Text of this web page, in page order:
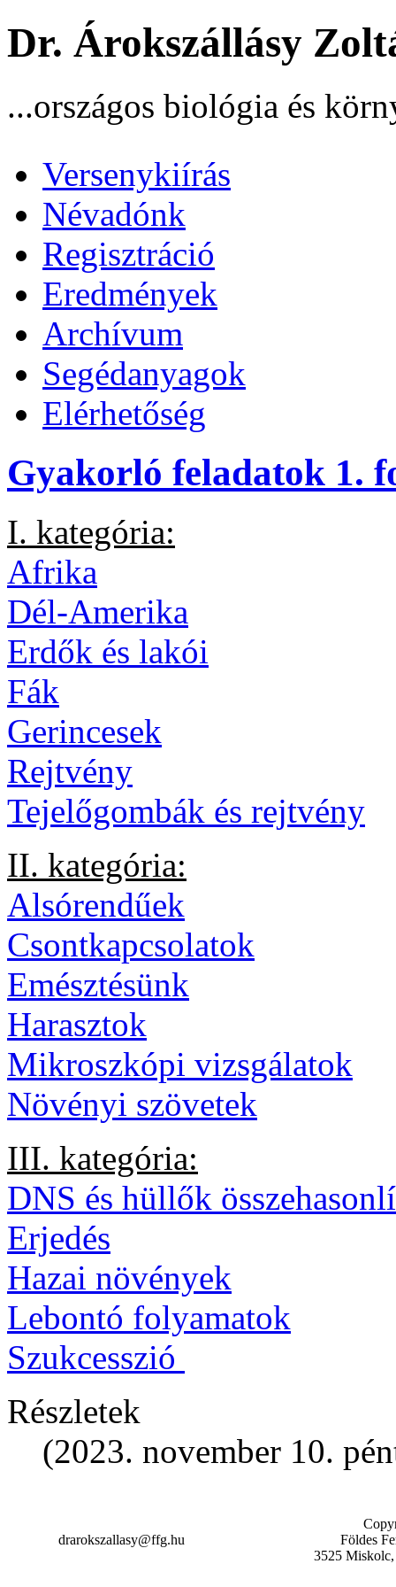
Dr. Árokszállásy
...országos biológia és
Versenykiírás
Névadónk
Regisztráció
Eredmények
Archívum
Segédanyagok
Elérhetőség
Gyakorló feladatok 1.
I. kategória:
Afrika
Dél-Amerika
Erdők és lakói
Fák
Gerincesek
Rejtvény
Tejelőgombák és rejtvény
II. kategória:
Alsórendűek
Csontkapcsolatok
Emésztésünk
Harasztok
Mikroszkópi vizsgálatok
Növényi szövetek
III. kategória:
DNS és hüllők
Erjedés
Hazai növények
Lebontó folyamatok
Szukcesszió
Részletek
(2023. november 10.
drarokszallasy@ffg.hu
Földes
3525